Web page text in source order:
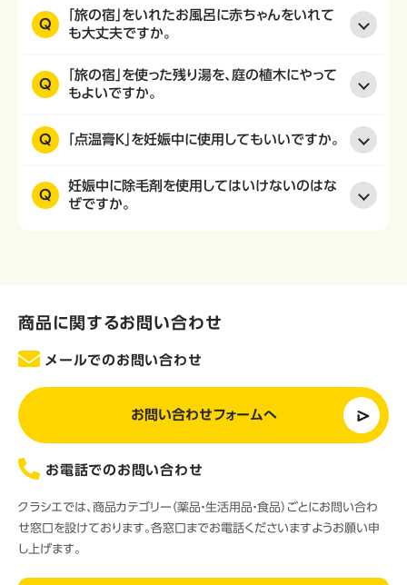
Q
「旅の宿」をいれたお風呂に赤ちゃんをいれて
も大丈夫ですか。
Q
「旅の宿」を使った残り湯を、庭の植木にやって
もよいですか。
Q 「点温膏K」を妊娠中に使用してもいいですか。
Q
妊娠中に除毛剤を使用してはいけないのはな
ぜですか。
商品に関するお問い合わせ
メールでのお問い合わせ
お問い合わせフォームへ
お電話でのお問い合わせ
クラシエでは、商品カテゴリー（薬品・生活用品・食品）ごとにお問い合わ
せ窓口を設けております。各窓口までお電話くださいますようお願い申
し上げます。